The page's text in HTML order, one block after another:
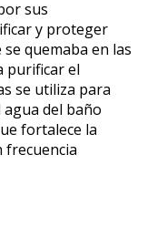
sus
y proteger
quemaba en las
purificar el
se utiliza para
agua del baño
fortalece la
frecuencia